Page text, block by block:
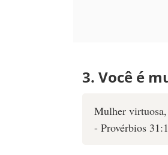
3. Você é
Mulher virtuosa,
- Provérbios